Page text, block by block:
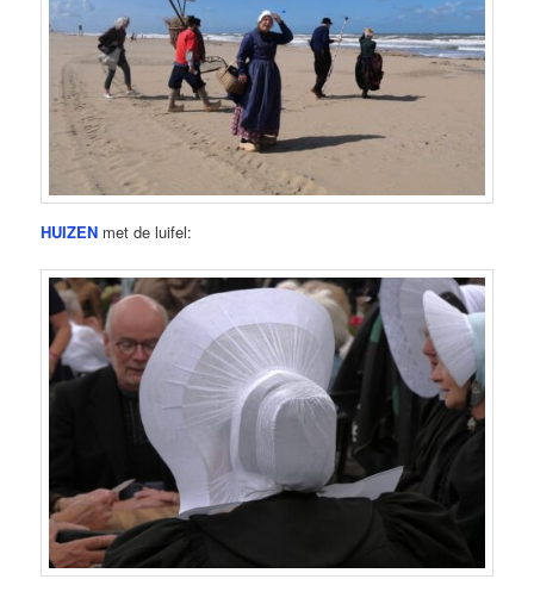
HUIZEN met de luifel: